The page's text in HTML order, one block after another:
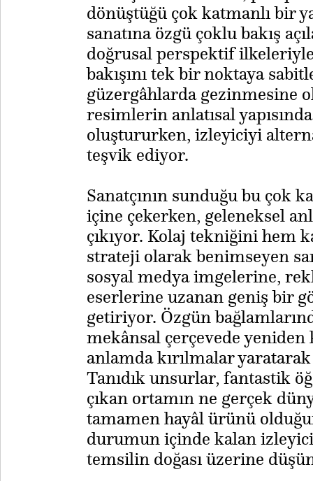
dönüştüğü çok katmanlı bir
sanatına özgü çoklu bakış
doğrusal perspektif
bakışını tek bir noktaya
güzergâhlarda gezinmesine
resimlerin anlatısal
oluştururken, izleyiciyi
teşvik ediyor.
Sanatçının sunduğu bu çok
içine çekerken, geleneksel
çıkıyor. Kolaj tekniğini hem
strateji olarak benimseyen
sosyal medya imgelerine,
eserlerine uzanan geniş bir
getiriyor. Özgün
mekânsal çerçevede
anlamda kırılmalar
Tanıdık unsurlar, fantastik
çıkan ortamın ne gerçek
tamamen hayâl ürünü
durumun içinde kalan
temsilin doğası üzerine